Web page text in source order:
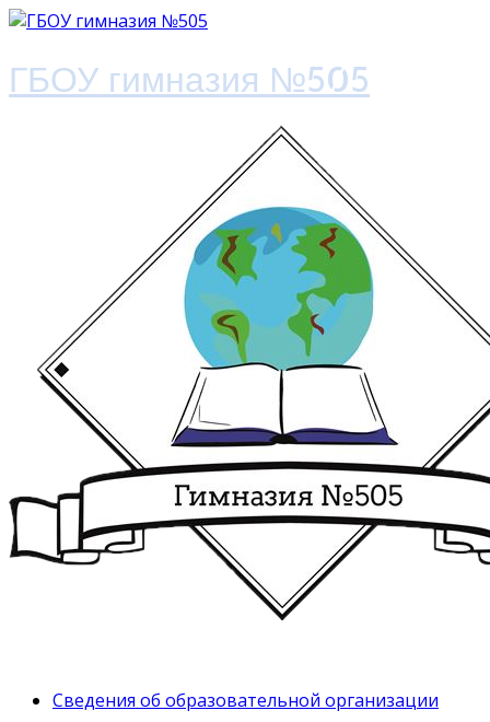
ГБОУ гимназия №505
Сведения об образовательной организации